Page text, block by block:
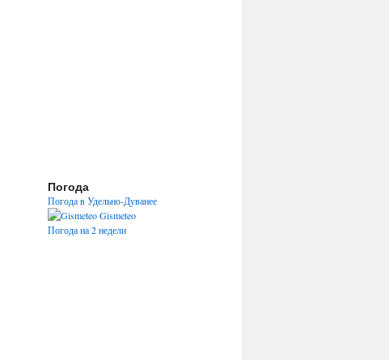
Погода
Погода в Удельно-Дуванее
Gismeteo
Погода на 2 недели